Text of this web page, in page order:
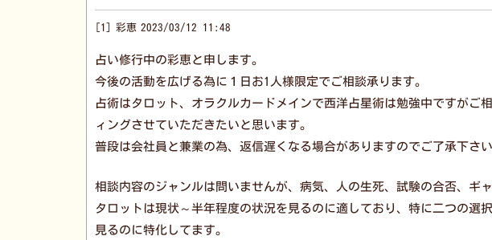
1 彩恵 2023/03/12 11:48
占い修行中の彩恵と申します。
今後の活動を広げる為に１日お1人様限定でご相談承ります。
占術はタロット、オラクルカードメインで西洋占星術は勉強中ですがご
ィングさせていただきたいと思います。
普段は会社員と兼業の為、返信遅くなる場合がありますのでご了承下さい
相談内容のジャンルは問いませんが、病気、人の生死、試験の合否、ギ
タロットは現状～半年程度の状況を見るのに適しており、特に二つの選
見るのに特化してます。